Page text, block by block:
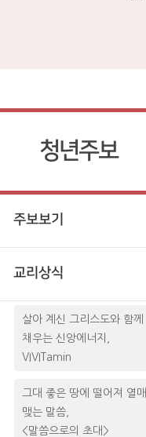
청년주보
주보보기
교리상식
살아 계신 그리스도와 함께
채우는 신앙에너지,
VIVITamin
그대 좋은 땅에 떨어져 열매
맺는 말씀,
<말씀으로의 초대>